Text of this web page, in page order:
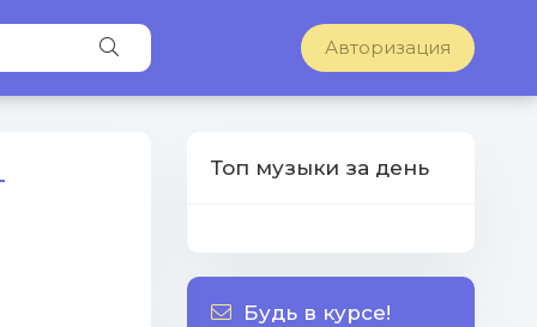
Авторизация
Топ музыки за день
Будь в курсе!